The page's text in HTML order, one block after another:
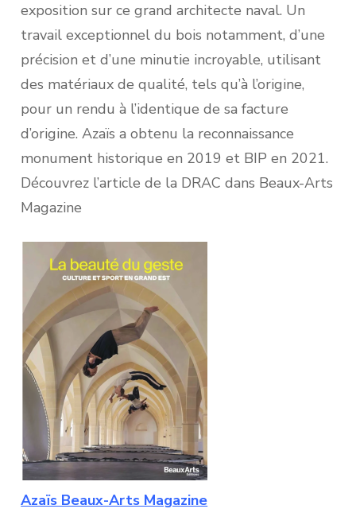
exposition sur ce grand architecte naval. Un
travail exceptionnel du bois notamment, d’une
précision et d’une minutie incroyable, utilisant
des matériaux de qualité, tels qu’à l’origine,
pour un rendu à l’identique de sa facture
d’origine. Azaïs a obtenu la reconnaissance
monument historique en 2019 et BIP en 2021.
Découvrez l’article de la DRAC dans Beaux-Arts
Magazine
Azaïs Beaux-Arts Magazine